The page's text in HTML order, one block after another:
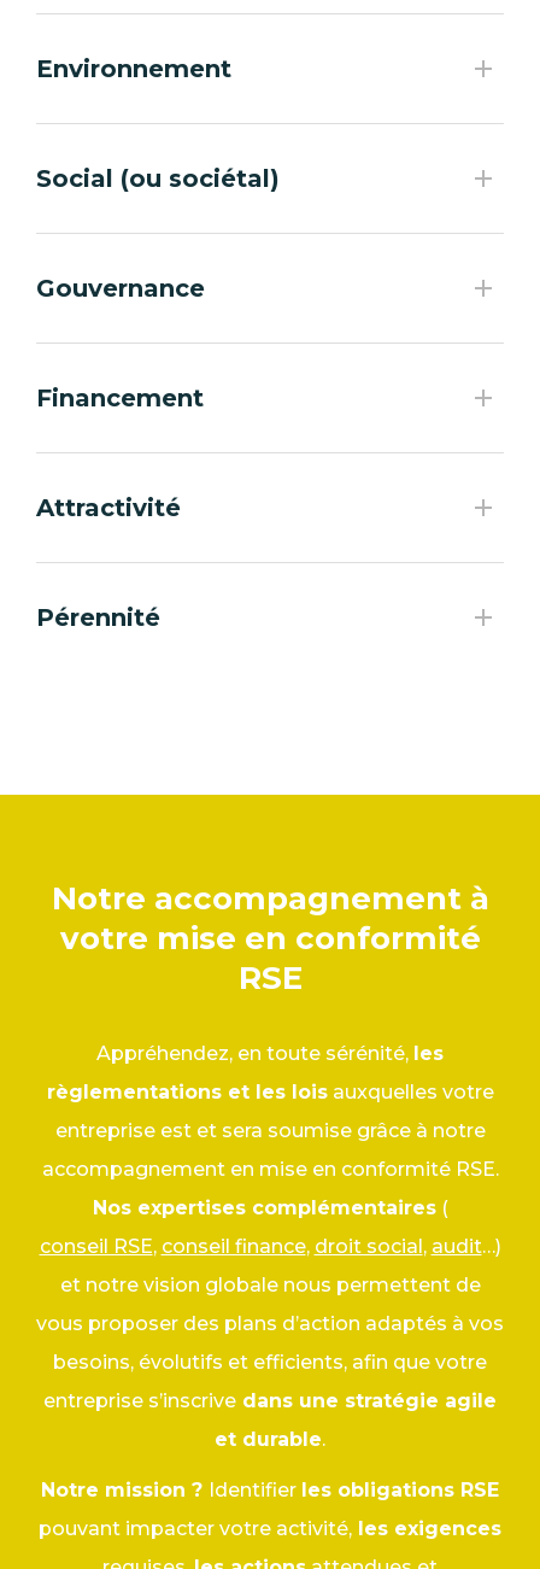
Environnement
Social (ou sociétal)
Gouvernance
Financement
Attractivité
Pérennité
Notre accompagnement à
votre mise en conformité
RSE
Appréhendez, en toute sérénité, les
règlementations et les loisauxquelles votre
entreprise est et sera soumise grâce à notre
accompagnement en mise en conformité RSE.
Nos expertises complémentaires(
conseil RSE, conseil finance, droit social, audit…)
et notre vision globale nous permettent de
vous proposer des plans d’action adaptés à vos
besoins, évolutifs et efficients, afin que votre
entreprise s’inscrive dans une stratégie agile
et durable.
Notre mission ? Identifier les obligations RSE
pouvant impacter votre activité, les exigences